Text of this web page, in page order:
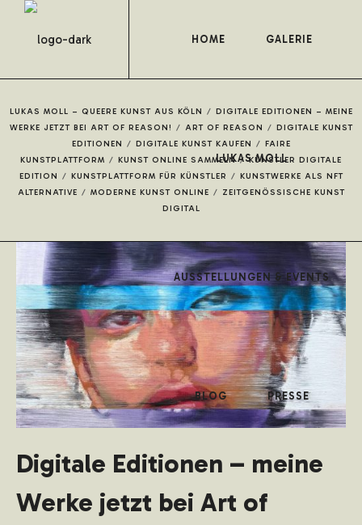
HOME GALERIE
LUKAS MOLL
AUSSTELLUNGEN & EVENTS
BLOG PRESSE
LUKAS MOLL – QUEERE KUNST AUS KÖLN / DIGITALE EDITIONEN – MEINE
WERKE JETZT BEI ART OF REASON! / ART OF REASON / DIGITALE KUNST
EDITIONEN / DIGITALE KUNST KAUFEN / FAIRE
KUNSTPLATTFORM / KUNST ONLINE SAMMELN / KÜNSTLER DIGITALE
EDITION / KUNSTPLATTFORM FÜR KÜNSTLER / KUNSTWERKE ALS NFT
ALTERNATIVE / MODERNE KUNST ONLINE / ZEITGENÖSSISCHE KUNST
DIGITAL
Digitale Editionen – meine
Werke jetzt bei Art of